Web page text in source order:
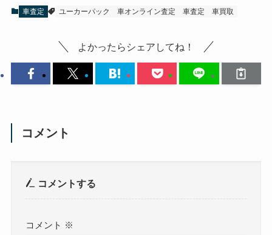
車査定 ユーカーパック 車オンライン査定 車査定 車買取
よかったらシェアしてね！
コメント
コメントする
コメント ※